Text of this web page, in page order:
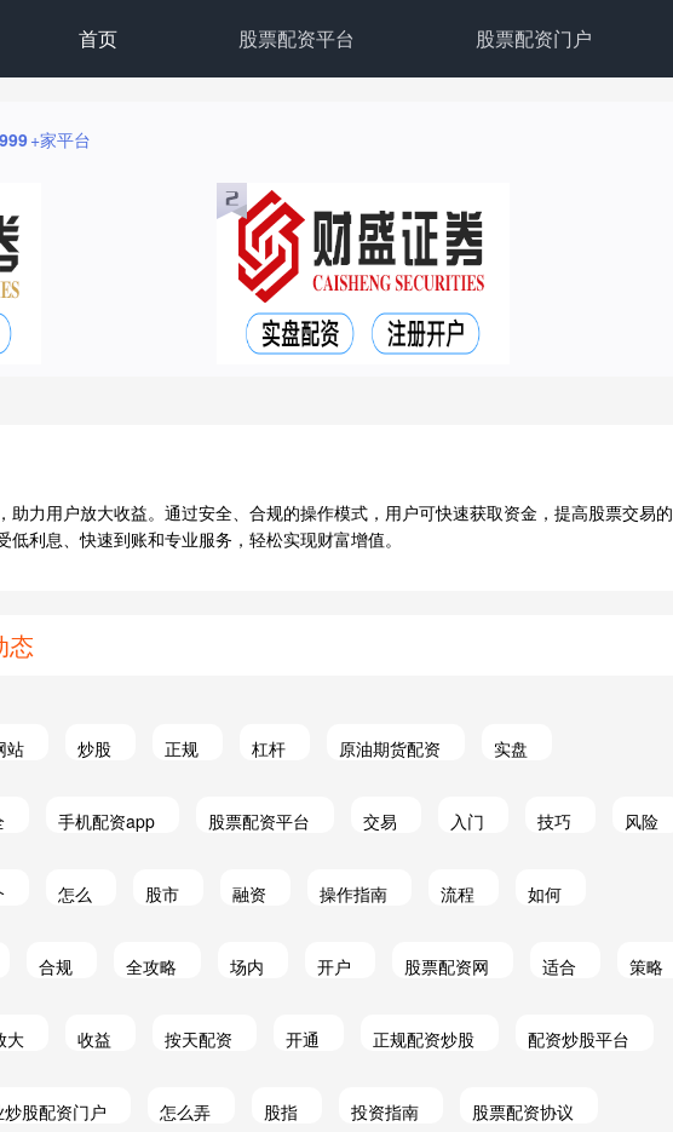
首页 股票配资平台 股票配资门户
999+家平台
助力用户放大收益。通过安全、合规的操作模式，用户可快速获取资金，提高股票交易的
利息、快速到账和专业服务，轻松实现财富增值。
态
站 炒股 正规 杠杆 原油期货配资 实盘
手机配资app 股票配资平台 交易 入门 技巧 风险
怎么 股市 融资 操作指南 流程 如何
合规 全攻略 场内 开户 股票配资网 适合 策略
大 收益 按天配资 开通 正规配资炒股 配资炒股平台
炒股配资门户 怎么弄 股指 投资指南 股票配资协议